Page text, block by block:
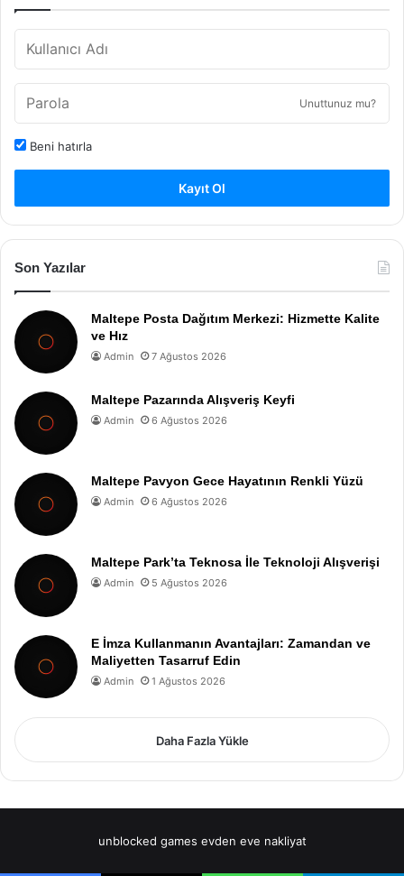
Unuttunuz mu?
Beni hatırla
Kayıt Ol
Son Yazılar
Maltepe Posta Dağıtım Merkezi: Hizmette Kalite
ve Hız
Admin 7 Ağustos 2026
Maltepe Pazarında Alışveriş Keyfi
Admin 6 Ağustos 2026
Maltepe Pavyon Gece Hayatının Renkli Yüzü
Admin 6 Ağustos 2026
Maltepe Park’ta Teknosa İle Teknoloji Alışverişi
Admin 5 Ağustos 2026
E İmza Kullanmanın Avantajları: Zamandan ve
Maliyetten Tasarruf Edin
Admin 1 Ağustos 2026
Daha Fazla Yükle
unblocked games evden eve nakliyat